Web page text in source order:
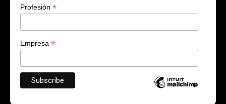
Profesión *
Empresa *